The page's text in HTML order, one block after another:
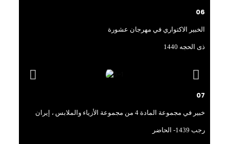
06
الخبير الاكتواري في مهرجان عشورة
ذی الحجه 1440
07
خبير في مجموعة المادة 4 من مجموعة الأزياء والملابس ، إيران
رجب 1439- الحاضر